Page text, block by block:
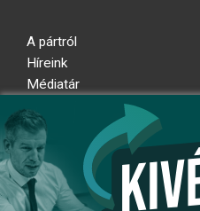
A pártról
Híreink
Médiatár
Adatkezelési nyilatkozat
Átláthatósági nyilatkozat
Ugrás az oldal tetejére